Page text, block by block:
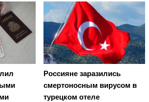
Россияне заразились
смертоносным вирусом в
турецком отеле